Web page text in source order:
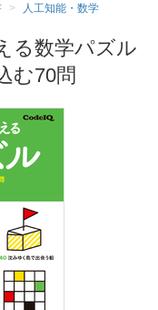
人工知能・数学
る数学パズル
む70問